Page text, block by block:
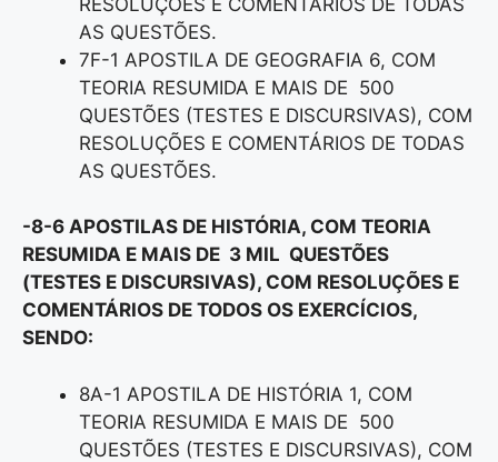
AS QUESTÕES.
7F-1 APOSTILA DE GEOGRAFIA 6, COM
TEORIA RESUMIDA E MAIS DE 500
QUESTÕES (TESTES E DISCURSIVAS), COM
RESOLUÇÕES E COMENTÁRIOS DE TODAS
AS QUESTÕES.
-8-6 APOSTILAS DE HISTÓRIA, COM TEORIA
RESUMIDA E MAIS DE 3 MIL QUESTÕES
(TESTES E DISCURSIVAS), COM RESOLUÇÕES E
COMENTÁRIOS DE TODOS OS EXERCÍCIOS,
SENDO:
8A-1 APOSTILA DE HISTÓRIA 1, COM
TEORIA RESUMIDA E MAIS DE 500
QUESTÕES (TESTES E DISCURSIVAS), COM